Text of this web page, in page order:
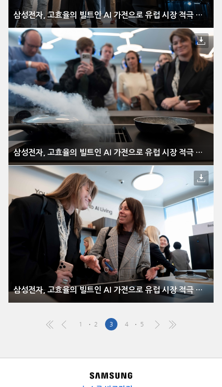
삼성전자, 고효율의 빌트인 AI 가전으로 유럽 시장 적극 공략
삼성전자, 고효율의 빌트인 AI 가전으로 유럽 시장 적극 공략
삼성전자, 고효율의 빌트인 AI 가전으로 유럽 시장 적극 공략
1 2 3 4 5